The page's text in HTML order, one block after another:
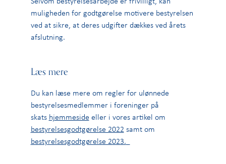
muligheden for godtgørelse motivere bestyrelsen
ved at sikre, at deres udgifter dækkes ved årets
afslutning.
Læs mere
Du kan læse mere om regler for ulønnede
bestyrelsesmedlemmer i foreninger på
skats hjemmeside eller i vores artikel om
bestyrelsesgodtgørelse 2022 samt om
bestyrelsesgodtgørelse 2023.